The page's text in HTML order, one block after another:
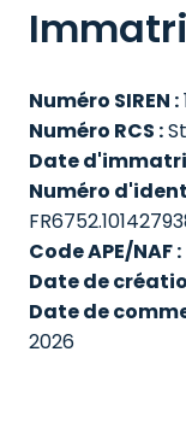
Numéro SIREN :
Numéro RCS :
Date
Numéro
Code APE/NAF :
Date de
Date de
2026